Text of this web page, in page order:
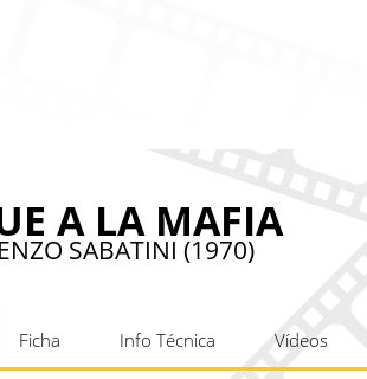
A LA MAFIA
SABATINI (1970)
Ficha Info Técnica Vídeos